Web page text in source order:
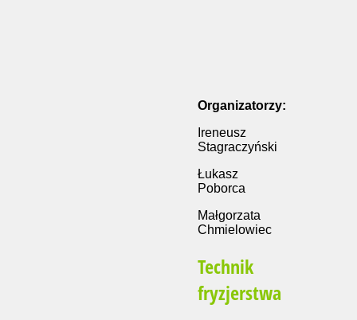
Organizatorzy:
Ireneusz
Stagraczyński
Łukasz
Poborca
Małgorzata
Chmielowiec
Technik
fryzjerstwa